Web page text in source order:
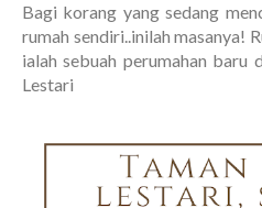
Bagi korang yang sedang
rumah sendiri..inilah masanya!
ialah sebuah perumahan baru
Lestari